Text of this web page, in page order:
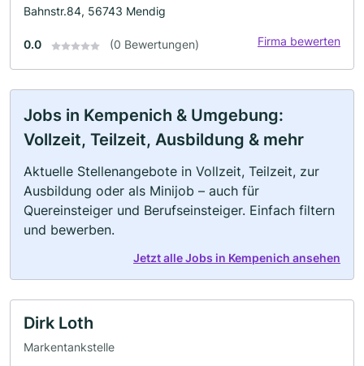
Bahnstr.84, 56743 Mendig
0.0 (0 Bewertungen) Firma bewerten
Jobs in Kempenich & Umgebung:
Vollzeit, Teilzeit, Ausbildung & mehr
Aktuelle Stellenangebote in Vollzeit, Teilzeit, zur
Ausbildung oder als Minijob – auch für
Quereinsteiger und Berufseinsteiger. Einfach filtern
und bewerben.
Jetzt alle Jobs in Kempenich ansehen
Dirk Loth
Markentankstelle